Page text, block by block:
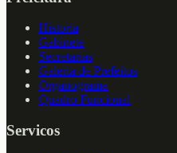
Historia
Gabinete
Secretarias
Galeria de Prefeitos
Organograma
Quadro Funcional
Servicos